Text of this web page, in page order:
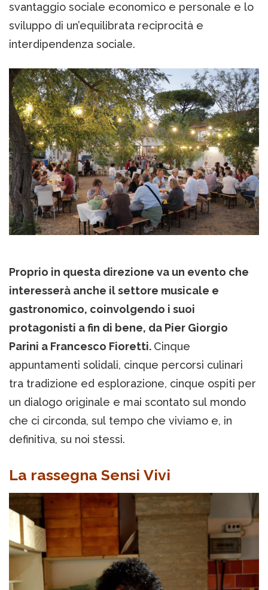
svantaggio sociale economico e personale e lo
sviluppo di un’equilibrata reciprocità e
interdipendenza sociale.
Proprio in questa direzione va un evento che
interesserà anche il settore musicale e
gastronomico, coinvolgendo i suoi
protagonisti a fin di bene, da Pier Giorgio
Parini a Francesco Fioretti. Cinque
appuntamenti solidali, cinque percorsi culinari
tra tradizione ed esplorazione, cinque ospiti per
un dialogo originale e mai scontato sul mondo
che ci circonda, sul tempo che viviamo e, in
definitiva, su noi stessi.
La rassegna Sensi Vivi